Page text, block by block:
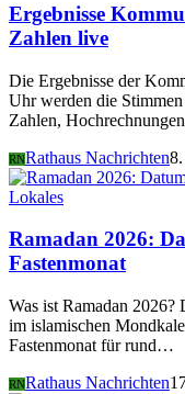
Ergebnisse
Zahlen live
Die Ergebnisse der
Uhr werden die
Zahlen,
RNRathaus Nachrichten
Lokales
Ramadan 2026:
Fastenmonat
Was ist Ramadan 2026?
im islamischen
Fastenmonat für rund…
RNRathaus Nachrichten